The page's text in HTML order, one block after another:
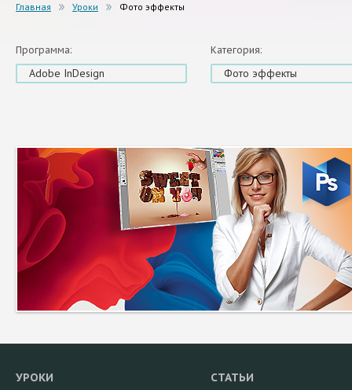
Главная Уроки Фото эффекты
Программа:
Adobe InDesign
Категория:
Фото эффекты
УРОКИ СТАТЬИ